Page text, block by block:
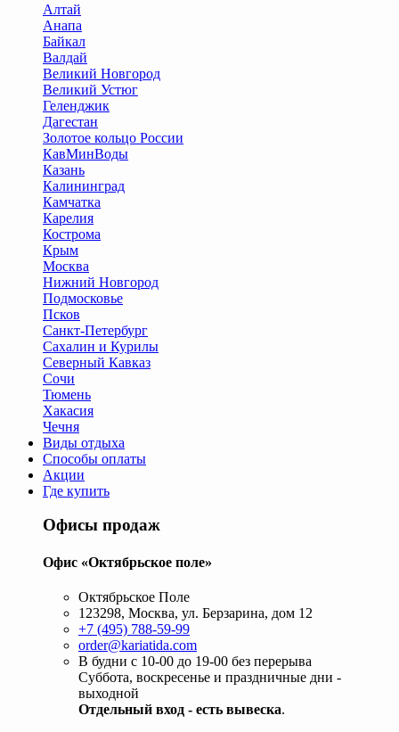
Алтай
Анапа
Байкал
Валдай
Великий Новгород
Великий Устюг
Геленджик
Дагестан
Золотое кольцо России
КавМинВоды
Казань
Калининград
Камчатка
Карелия
Кострома
Крым
Москва
Нижний Новгород
Подмосковье
Псков
Санкт-Петербург
Сахалин и Курилы
Северный Кавказ
Сочи
Тюмень
Хакасия
Чечня
Виды отдыха
Способы оплаты
Акции
Где купить
Офисы продаж
Офис «Октябрьское поле»
Октябрьское Поле
123298, Москва, ул. Берзарина, дом 12
+7 (495) 788-59-99
order@kariatida.com
В будни с 10-00 до 19-00 без перерыва
Суббота, воскресенье и праздничные дни -
выходной
Отдельный вход - есть вывеска.